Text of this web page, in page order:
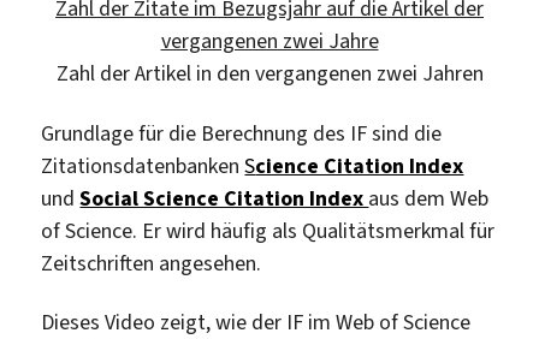
Zahl der Zitate im Bezugsjahr auf die Artikel der
vergangenen zwei Jahre
Zahl der Artikel in den vergangenen zwei Jahren
Grundlage für die Berechnung des IF sind die
ZitationsdatenbankenScience Citation Index
undSocial Science Citation Index aus dem Web
of Science. Er wird häufig als Qualitätsmerkmal für
Zeitschriften angesehen.
Dieses Video zeigt, wie der IF im Web of Science